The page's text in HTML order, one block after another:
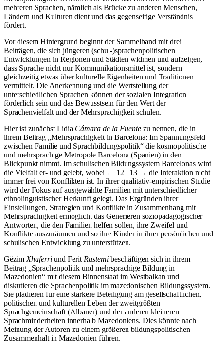
mehreren Sprachen, nämlich als Brücke zu anderen Menschen,
Ländern und Kulturen dient und das gegenseitige Verständnis
fördert.
Vor diesem Hintergrund beginnt der Sammelband mit drei
Beiträgen, die sich jüngeren (schul-)sprachenpolitischen
Entwicklungen in Regionen und Städten widmen und aufzeigen,
dass Sprache nicht nur Kommunikationsmittel ist, sondern
gleichzeitig etwas über kulturelle Eigenheiten und Traditionen
vermittelt. Die Anerkennung und die Wertstellung der
unterschiedlichen Sprachen können der sozialen Integration
förderlich sein und das Bewusstsein für den Wert der
Sprachenvielfalt und der Mehrsprachigkeit schulen.
Hier ist zunächst Lidia Cámara de la Fuente zu nennen, die in
ihrem Beitrag „Mehrsprachigkeit in Barcelona: Im Spannungsfeld
zwischen Familie und Sprachbildungspolitik“ die kosmopolitische
und mehrsprachige Metropole Barcelona (Spanien) in den
Blickpunkt nimmt. Im schulischen Bildungssystem Barcelonas wird
die Vielfalt er- und gelebt, wobei ← 12 | 13 → die Interaktion nicht
immer frei von Konflikten ist. In ihrer qualitativ-empirischen Studie
wird der Fokus auf ausgewählte Familien mit unterschiedlicher
ethnolinguistischer Herkunft gelegt. Das Ergründen ihrer
Einstellungen, Strategien und Konflikte in Zusammenhang mit
Mehrsprachigkeit ermöglicht das Generieren soziopädagogischer
Antworten, die den Familien helfen sollen, ihre Zweifel und
Konflikte auszuräumen und so ihre Kinder in ihrer persönlichen und
schulischen Entwicklung zu unterstützen.
GëzimXhaferri und FeritRustemi beschäftigen sich in ihrem
Beitrag „Sprachenpolitik und mehrsprachige Bildung in
Mazedonien“ mit diesem Binnenstaat im Westbalkan und
diskutieren die Sprachenpolitik im mazedonischen Bildungssystem.
Sie plädieren für eine stärkere Beteiligung am gesellschaftlichen,
politischen und kulturellen Leben der zweitgrößten
Sprachgemeinschaft (Albaner) und der anderen kleineren
Sprachminderheiten innerhalb Mazedoniens. Dies könnte nach
Meinung der Autoren zu einem größeren bildungspolitischen
Zusammenhalt in Mazedonien führen.